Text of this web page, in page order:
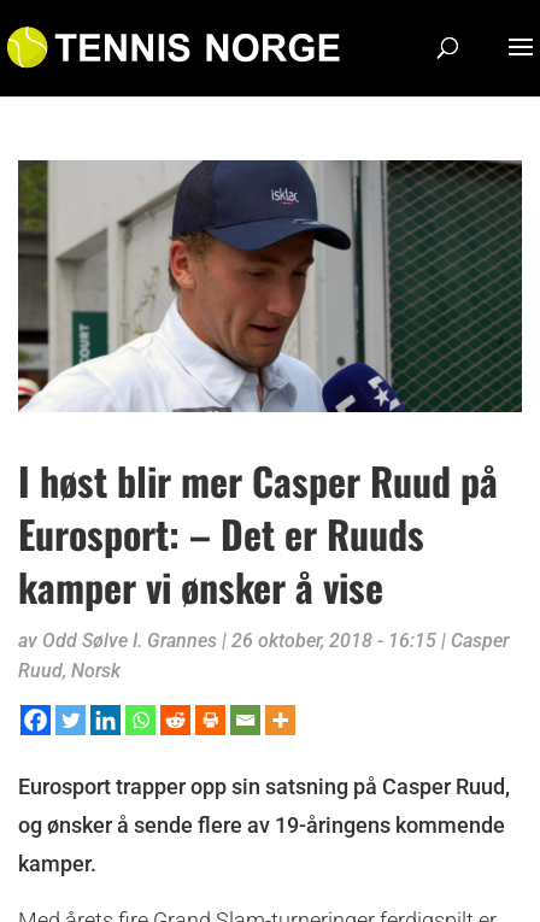
I høst blir mer Casper Ruud på
Eurosport: – Det er Ruuds
kamper vi ønsker å vise
av Odd Sølve I. Grannes | 26 oktober, 2018 - 16:15 | Casper
Ruud, Norsk
Eurosport trapper opp sin satsning på Casper Ruud,
og ønsker å sende flere av 19-åringens kommende
kamper.